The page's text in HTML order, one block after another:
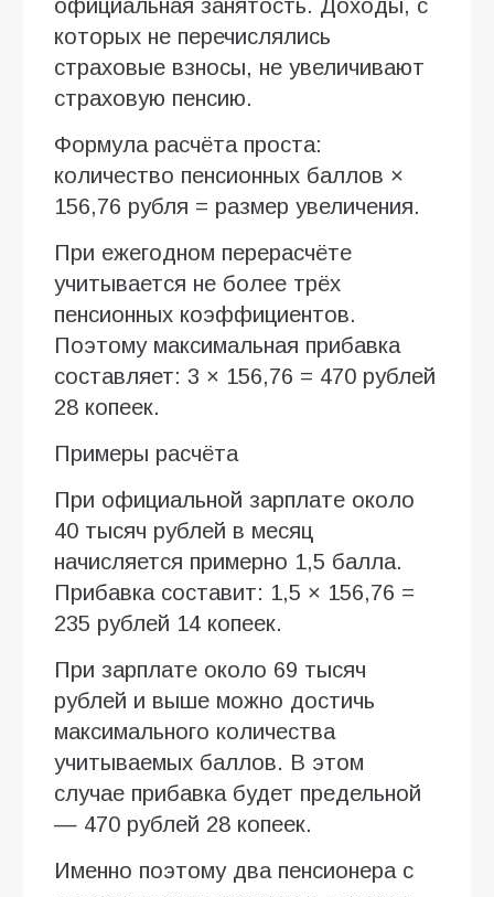
официальная занятость. Доходы, с
которых не перечислялись
страховые взносы, не увеличивают
страховую пенсию.
Формула расчёта проста:
количество пенсионных баллов ×
156,76 рубля = размер увеличения.
При ежегодном перерасчёте
учитывается не более трёх
пенсионных коэффициентов.
Поэтому максимальная прибавка
составляет: 3 × 156,76 = 470 рублей
28 копеек.
Примеры расчёта
При официальной зарплате около
40 тысяч рублей в месяц
начисляется примерно 1,5 балла.
Прибавка составит: 1,5 × 156,76 =
235 рублей 14 копеек.
При зарплате около 69 тысяч
рублей и выше можно достичь
максимального количества
учитываемых баллов. В этом
случае прибавка будет предельной
— 470 рублей 28 копеек.
Именно поэтому два пенсионера с